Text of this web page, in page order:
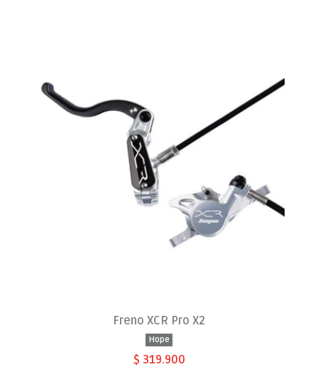
Freno XCR Pro X2
Hope
$ 319.900